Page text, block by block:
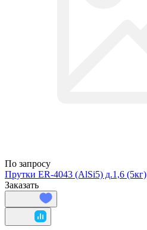
По запросу
Прутки ER-4043 (AlSi5) д.1,6 (5кг)
Заказать